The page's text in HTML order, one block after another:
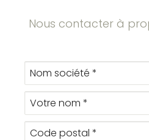
Nous contacter à